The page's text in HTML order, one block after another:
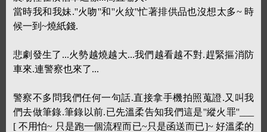
當時我和我妹.''火吻''和''火紋''忙著排供品也沒想太多~ 時
候一到~燒紙錢.
悲劇發生了...火勢越燒越大...我們越看越不對.趕緊摳消防
車來.連警察也來了...
警察不多問我們任何一句話.直接拿手機拍照蒐證.又叫我
們去做筆錄.筆錄以前.已先溫柔告知我們這是''縱火罪''___
[ 不用怕~ 只是跑一個流程而已~只是函送而已]~ 好溫柔的